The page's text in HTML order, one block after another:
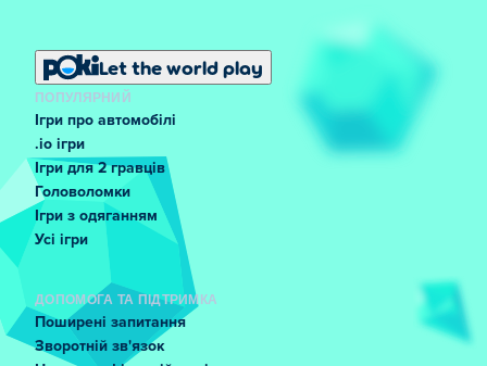
Let the world play
ПОПУЛЯРНИЙ
Ігри про автомобілі
.io ігри
Ігри для 2 гравців
Головоломки
Ігри з одяганням
Усі ігри
ДОПОМОГА ТА ПІДТРИМКА
Поширені запитання
Зворотній зв'язок